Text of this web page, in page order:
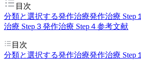
目次
分類と選択する発作治療発作治療 Step１
治療 Step３発作治療 Step４参考文献
目次
分類と選択する発作治療発作治療 Step１